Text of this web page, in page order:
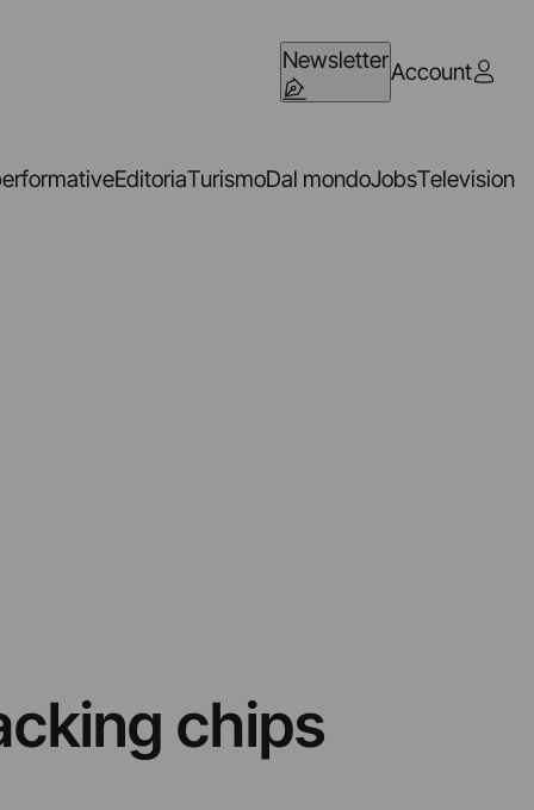
NewsletterAccount
EditoriaTurismoDal mondoJobsTelevision
chips